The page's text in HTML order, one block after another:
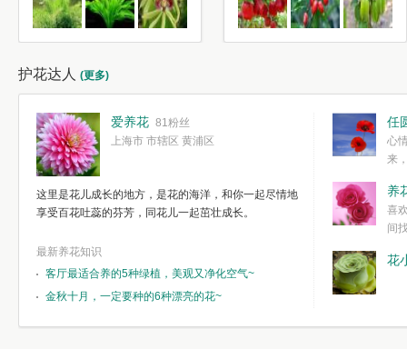
护花达人 (更多)
爱养花 81粉丝
上海市 市辖区 黄浦区
这里是花儿成长的地方，是花的海洋，和你一起尽情地
享受百花吐蕊的芬芳，同花儿一起茁壮成长。
最新养花知识
客厅最适合养的5种绿植，美观又净化空气~
金秋十月，一定要种的6种漂亮的花~
任
心
来
简单愉快的心
我们自己复杂
养
喜
间
花